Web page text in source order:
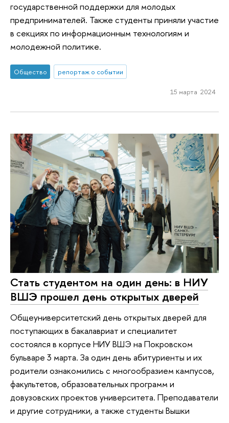
государственной поддержки для молодых
предпринимателей. Также студенты приняли участие
в секциях по информационным технологиям и
молодежной политике.
Общество репортаж о событии
15 марта 2024
Стать студентом на один день: в НИУ
ВШЭ прошел день открытых дверей
Общеуниверситетский день открытых дверей для
поступающих в бакалавриат и специалитет
состоялся в корпусе НИУ ВШЭ на Покровском
бульваре 3 марта. За один день абитуриенты и их
родители ознакомились с многообразием кампусов,
факультетов, образовательных программ и
довузовских проектов университета. Преподаватели
и другие сотрудники, а также студенты Вышки